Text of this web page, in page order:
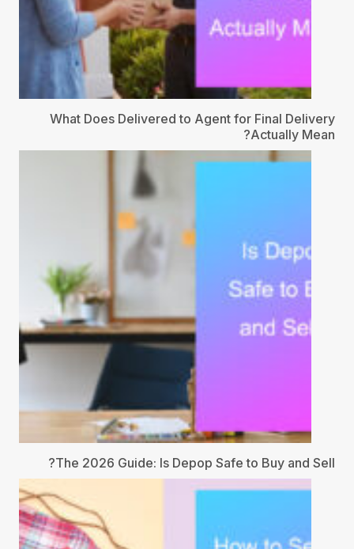
What Does Delivered to Agent for Final Delivery
Actually Mean?
The 2026 Guide: Is Depop Safe to Buy and Sell?